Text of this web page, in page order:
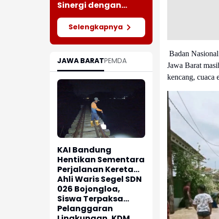
Meluas
Sinergi dengan
Insan Pers Melalui
Silaturahmi
Bersama Media
Selengkapnya
JAWA BARATPEMDA
KAI Bandung
Hentikan Sementara
Perjalanan Kereta
Pascagempa
Pangandaran
Ahli Waris Segel SDN
026 Bojongloa,
Siswa Terpaksa
Belajar Jarak Jauh
Pelanggaran
Badan
Jawa Barat
kencang, cuaca